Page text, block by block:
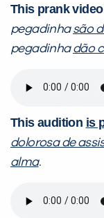
This prank video
pegadinhasão
pegadinhadão
This audition is
dolorosa de
alma.